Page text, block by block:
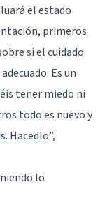
el estado
primeros
si el cuidado
Es un
tener miedo ni
todo es nuevo y
Hacedlo”,
lo